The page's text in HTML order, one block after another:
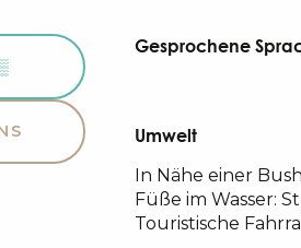
Gesprochene
Gesprochene
Umwelt
Umwelt
In Nähe einer
Füße im Wasser:
Touristische